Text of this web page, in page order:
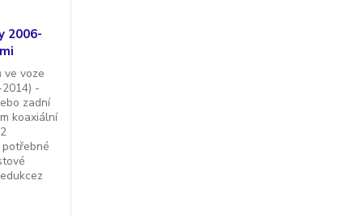
2006-
ve voze
-
zadní
koaxiální
potřebné